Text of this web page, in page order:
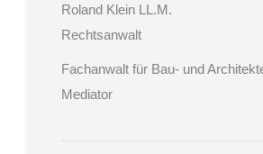
Roland Klein LL.M.
Rechtsanwalt
Fachanwalt für Bau- und
Mediator